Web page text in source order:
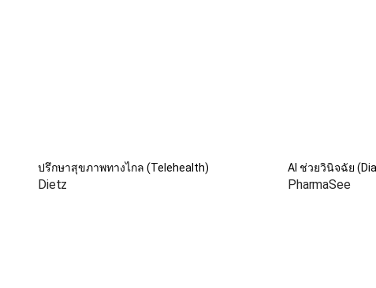
ปรึกษาสุขภาพทางไกล (Telehealth)
Dietz
AI ช่วยวินิจฉัย
PharmaSee